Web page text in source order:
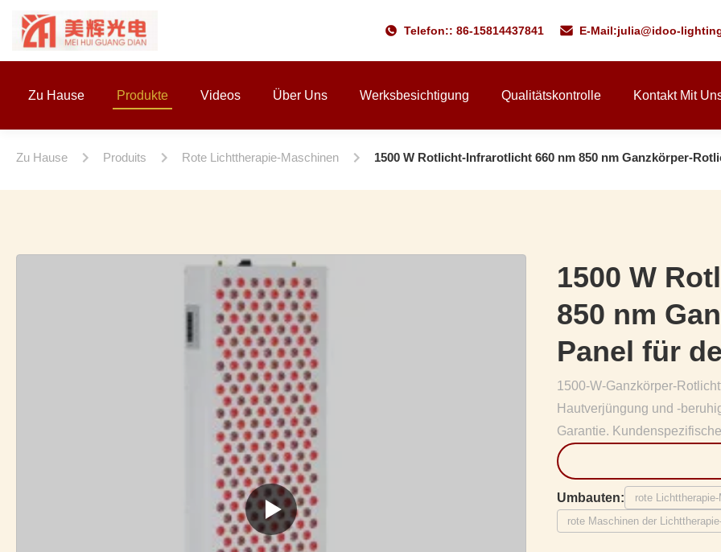
Telefon:: 86-15814437841 E-Mail:julia@idoo-
Zu Hause Produkte Videos Über Uns Werksbesichtigung Qualitätskontrolle Kontakt Mit
Zu Hause Produits Rote Lichttherapie-Maschinen 1500 W Rotlicht-Infrarotlicht 660 nm 850 nm Ganzkörper-
1500 W
850 nm
Panel für
1500-W-Ganzkörper-
Hautverjüngung und -
Garantie.
Umbauten:
rote
rote Maschinen der